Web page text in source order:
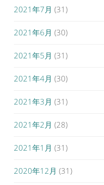
2021年7月 (31)
2021年6月 (30)
2021年5月 (31)
2021年4月 (30)
2021年3月 (31)
2021年2月 (28)
2021年1月 (31)
2020年12月 (31)